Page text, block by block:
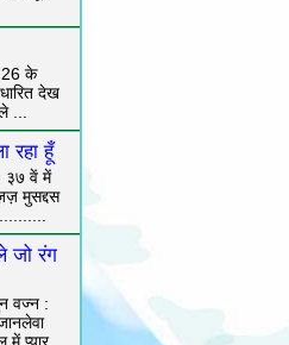
26 के
देख
...
रहा हूँ
३७ वें में
मुसद्दस
जो रंग
वज्न :